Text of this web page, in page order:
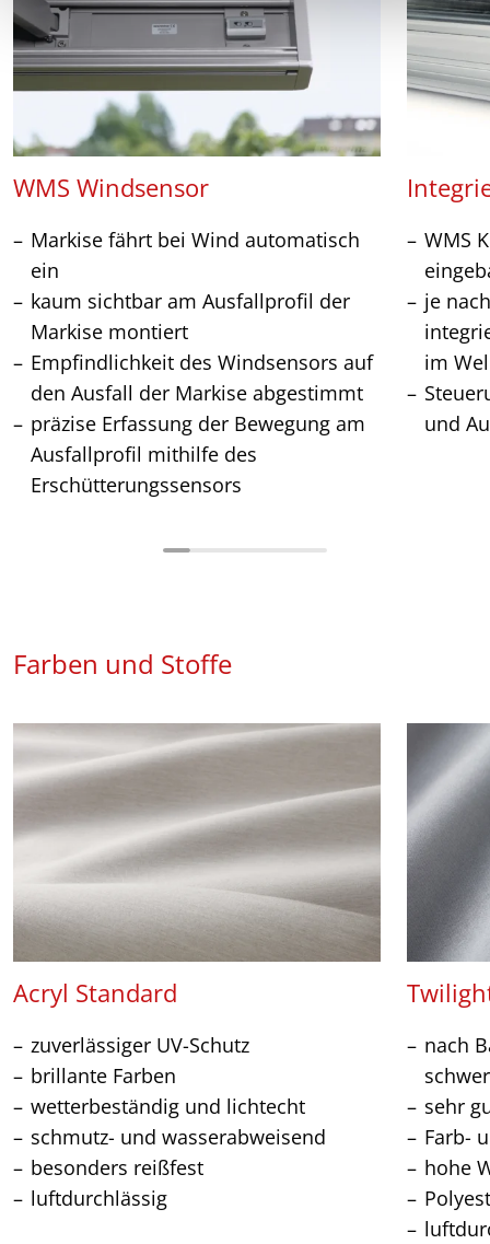
WMS Windsensor
Markise fährt bei Wind automatisch
ein
kaum sichtbar am Ausfallprofil der
Markise montiert
Empfindlichkeit des Windsensors auf
den Ausfall der Markise abgestimmt
präzise Erfassung der Bewegung am
Ausfallprofil mithilfe des
Erschütterungssensors
WMS
je
im
und
Farben und Stoffe
Acryl Standard
zuverlässiger UV-Schutz
brillante Farben
wetterbeständig und lichtecht
schmutz- und wasserabweisend
besonders reißfest
luftdurchlässig
nach
sehr
Farb-
hohe